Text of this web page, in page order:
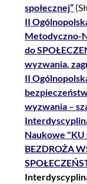
społecznej”
II
Metodyczno-
do
wyzwania,
II
wyzwania –
Naukowe "KU
BEZDROŻA